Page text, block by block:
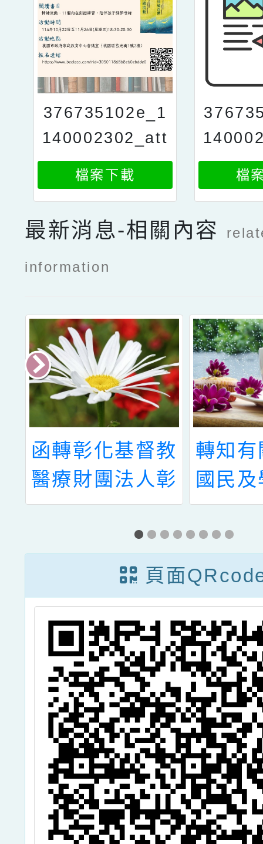
376735102e_1
140002302_att
ach2_1
檔案下載 檔
最新消息-相關內容
information
函轉彰化基督教
醫療財團法人彰
化基督教醫院
（以下簡稱彰化
基督教醫院）辦
理「113年整合
性藥癮醫療示範
中心試辦計畫，
藥癮戒治專業人
員教育訓練-藥
癮家庭議題」課
程
轉知
國民
署函
府自
日起
務榮
店優
宣導
請
頁面